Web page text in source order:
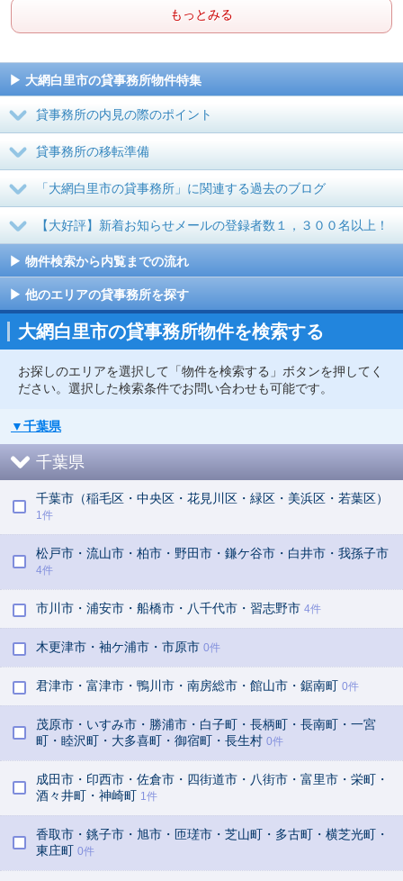
もっとみる
大網白里市の貸事務所物件特集
貸事務所の内見の際のポイント
貸事務所の移転準備
「大網白里市の貸事務所」に関連する過去のブログ
【大好評】新着お知らせメールの登録者数１，３００名以上！
物件検索から内覧までの流れ
他のエリアの貸事務所を探す
大網白里市の貸事務所物件を検索する
お探しのエリアを選択して「物件を検索する」ボタンを押してく
ださい。選択した検索条件でお問い合わせも可能です。
▼千葉県
千葉県
千葉市（稲毛区・中央区・花見川区・緑区・美浜区・若葉区）
1件
松戸市・流山市・柏市・野田市・鎌ケ谷市・白井市・我孫子市
4件
市川市・浦安市・船橋市・八千代市・習志野市 4件
木更津市・袖ケ浦市・市原市 0件
君津市・富津市・鴨川市・南房総市・館山市・鋸南町 0件
茂原市・いすみ市・勝浦市・白子町・長柄町・長南町・一宮
町・睦沢町・大多喜町・御宿町・長生村 0件
成田市・印西市・佐倉市・四街道市・八街市・富里市・栄町・
酒々井町・神崎町 1件
香取市・銚子市・旭市・匝瑳市・芝山町・多古町・横芝光町・
東庄町 0件